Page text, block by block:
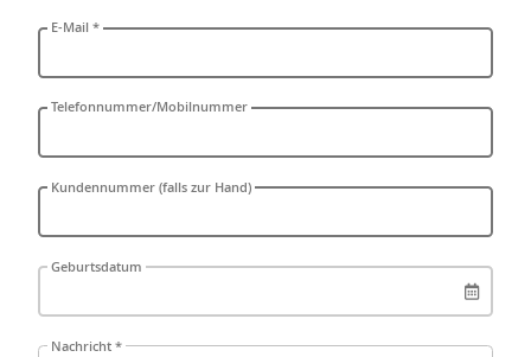
E-Mail *
Telefonnummer/Mobilnummer
Kundennummer (falls zur Hand)
Geburtsdatum
Nachricht *